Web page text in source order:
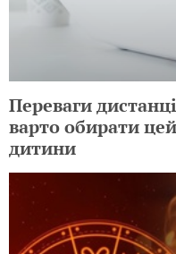
Переваги
варто обирати
дитини